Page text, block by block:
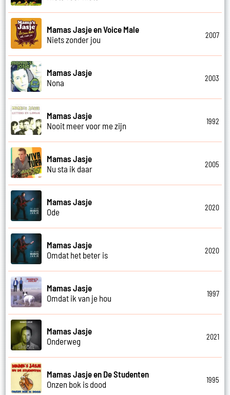
Mamas Jasje en Voice Male
Niets zonder jou
2007
Mamas Jasje
Nona
2003
Mamas Jasje
Nooit meer voor me zijn
1992
Mamas Jasje
Nu sta ik daar
2005
Mamas Jasje
Ode
2020
Mamas Jasje
Omdat het beter is
2020
Mamas Jasje
Omdat ik van je hou
1997
Mamas Jasje
Onderweg
2021
Mamas Jasje en De Studenten
Onzen bok is dood
1995